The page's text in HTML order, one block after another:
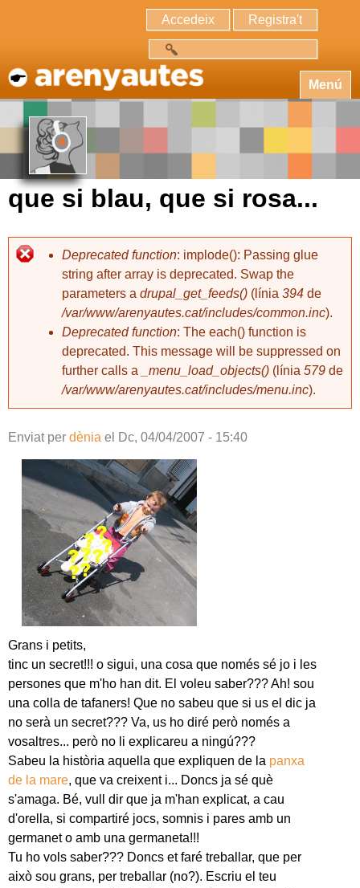
Accedeix Registra't
Menú
que si blau, que si rosa...
Deprecated function: implode(): Passing glue
string after array is deprecated. Swap the
parameters a drupal_get_feeds() (línia 394 de
/var/www/arenyautes.cat/includes/common.inc).
Deprecated function: The each() function is
deprecated. This message will be suppressed on
further calls a
_menu_load_objects() (línia 579 de
/var/www/arenyautes.cat/includes/menu.inc).
Enviat per dènia el Dc, 04/04/2007 - 15:40
Grans i petits,
tinc un secret!!! o sigui, una cosa que només sé jo i les
persones que m'ho han dit. El voleu saber??? Ah! sou
una colla de tafaners! Que no sabeu que si us el dic ja
no serà un secret??? Va, us ho diré però només a
vosaltres... però no li explicareu a ningú???
Sabeu la història aquella que expliquen de la panxa
de la mare, que va creixent i... Doncs ja sé què
s'amaga. Bé, vull dir que ja m'han explicat, a cau
d'orella, si compartiré jocs, somnis i pares amb un
germanet o amb una germaneta!!!
Tu ho vols saber??? Doncs et faré treballar, que per
això sou grans, per treballar (no?). Escriu el teu